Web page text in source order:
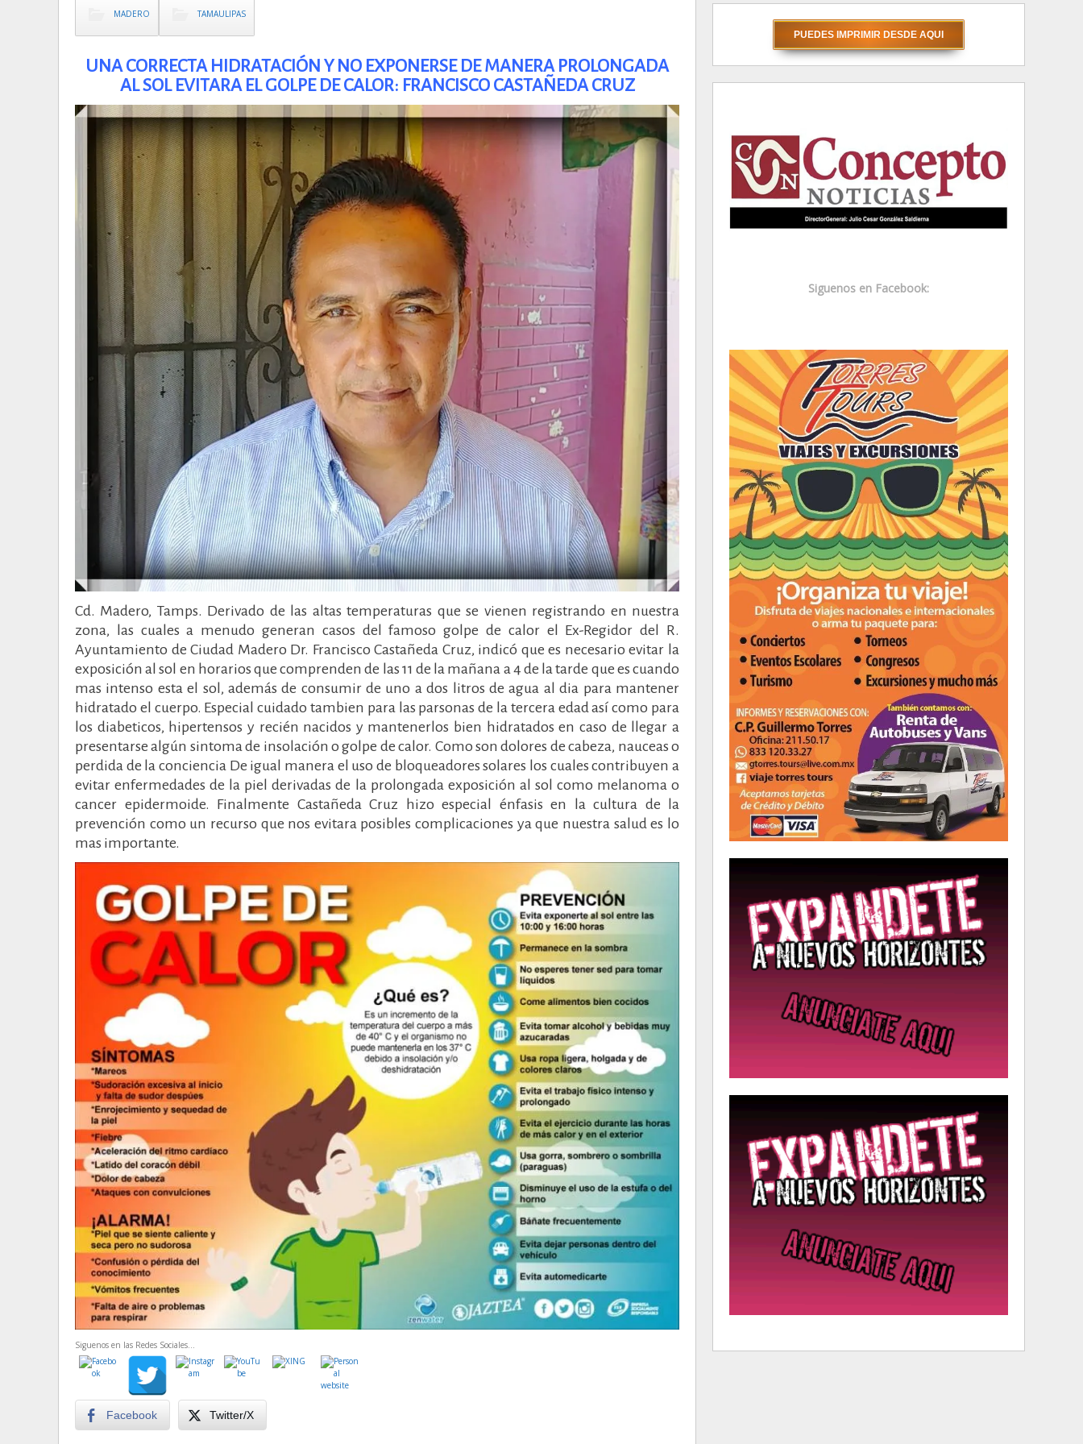
MADERO TAMAULIPAS
UNA CORRECTA HIDRATACIÓN Y NO EXPONERSE DE MANERA PROLONGADA
AL SOL EVITARA EL GOLPE DE CALOR: FRANCISCO CASTAÑEDA CRUZ
Cd. Madero, Tamps. Derivado de las altas temperaturas que se vienen registrando en nuestra
zona, las cuales a menudo generan casos del famoso golpe de calor el Ex-Regidor del R.
Ayuntamiento de Ciudad Madero Dr. Francisco Castañeda Cruz, indicó que es necesario evitar la
exposición al sol en horarios que comprenden de las 11 de la mañana a 4 de la tarde que es cuando
mas intenso esta el sol, además de consumir de uno a dos litros de agua al dia para mantener
hidratado el cuerpo. Especial cuidado tambien para las parsonas de la tercera edad así como para
los diabeticos, hipertensos y recién nacidos y mantenerlos bien hidratados en caso de llegar a
presentarse algún sintoma de insolación o golpe de calor. Como son dolores de cabeza, nauceas o
perdida de la conciencia De igual manera el uso de bloqueadores solares los cuales contribuyen a
evitar enfermedades de la piel derivadas de la prolongada exposición al sol como melanoma o
cancer epidermoide. Finalmente Castañeda Cruz hizo especial énfasis en la cultura de la
prevención como un recurso que nos evitara posibles complicaciones ya que nuestra salud es lo
mas importante.
Siguenos en las Redes Sociales...
Facebook Twitter/X
Siguenos en Facebook: